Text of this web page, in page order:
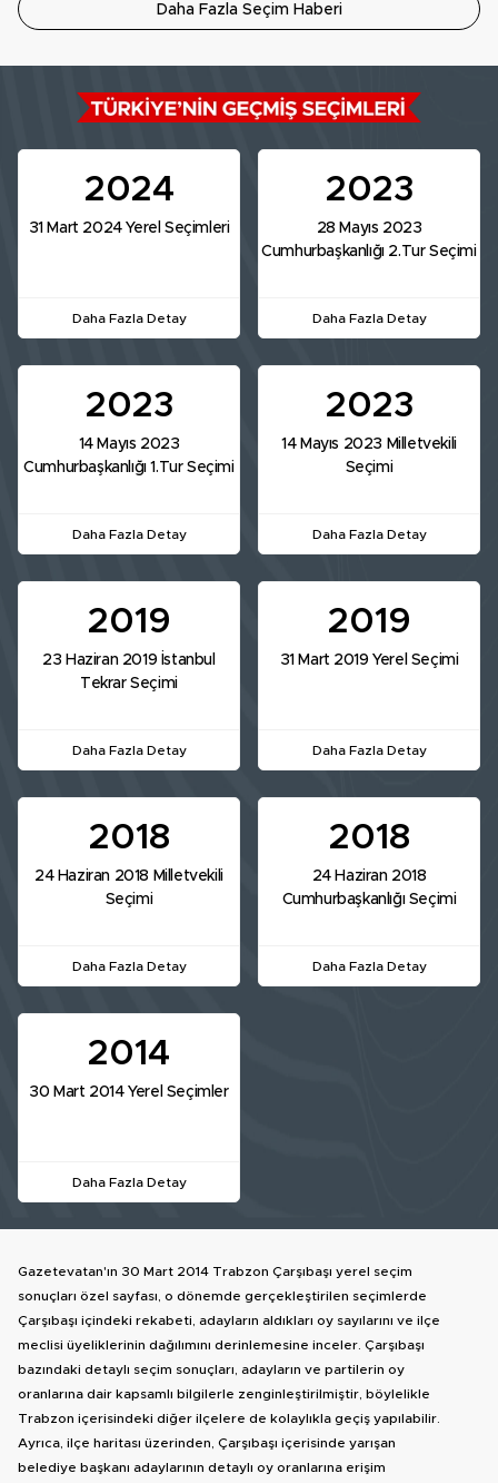
Daha Fazla Seçim Haberi
2024
31 Mart 2024 Yerel Seçimleri
Daha Fazla Detay
2023
28 Mayıs 2023
Cumhurbaşkanlığı 2.Tur Seçimi
Daha Fazla Detay
2023
14 Mayıs 2023
Cumhurbaşkanlığı 1.Tur Seçimi
Daha Fazla Detay
2023
14 Mayıs 2023 Milletvekili
Seçimi
Daha Fazla Detay
2019
23 Haziran 2019 İstanbul
Tekrar Seçimi
Daha Fazla Detay
2019
31 Mart 2019 Yerel Seçimi
Daha Fazla Detay
2018
24 Haziran 2018 Milletvekili
Seçimi
Daha Fazla Detay
2018
24 Haziran 2018
Cumhurbaşkanlığı Seçimi
Daha Fazla Detay
2014
30 Mart 2014 Yerel Seçimler
Daha Fazla Detay
Gazetevatan'ın 30 Mart 2014 Trabzon Çarşıbaşı yerel seçim
sonuçları özel sayfası, o dönemde gerçekleştirilen seçimlerde
Çarşıbaşı içindeki rekabeti, adayların aldıkları oy sayılarını ve ilçe
meclisi üyeliklerinin dağılımını derinlemesine inceler. Çarşıbaşı
bazındaki detaylı seçim sonuçları, adayların ve partilerin oy
oranlarına dair kapsamlı bilgilerle zenginleştirilmiştir, böylelikle
Trabzon içerisindeki diğer ilçelere de kolaylıkla geçiş yapılabilir.
Ayrıca, ilçe haritası üzerinden, Çarşıbaşı içerisinde yarışan
belediye başkanı adaylarının detaylı oy oranlarına erişim